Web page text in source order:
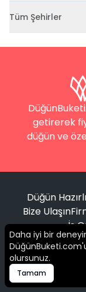
Tüm Şehirler
getirerek
düğün ve
Düğün
Bize Ulaşın
İş
© 2016 -
Daha iyi bir
olursunuz.
Tamam